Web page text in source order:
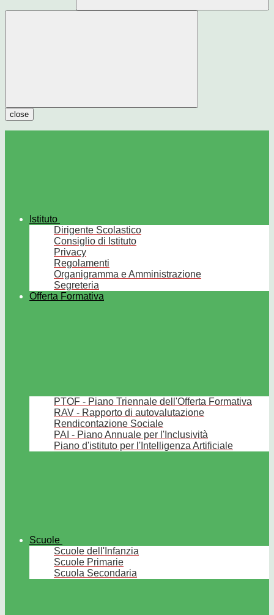
close
Istituto
Dirigente Scolastico
Consiglio di Istituto
Privacy
Regolamenti
Organigramma e Amministrazione
Segreteria
Offerta Formativa
PTOF - Piano Triennale dell'Offerta Formativa
RAV - Rapporto di autovalutazione
Rendicontazione Sociale
PAI - Piano Annuale per l'Inclusività
Piano d'istituto per l'Intelligenza Artificiale
Scuole
Scuole dell'Infanzia
Scuole Primarie
Scuola Secondaria